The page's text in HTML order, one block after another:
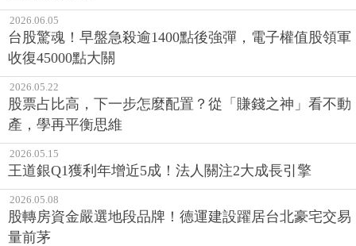
2026.06.05
台股驚魂！早盤急殺逾1400點後強彈，電子權值股領軍
收復45000點大關
2026.05.22
股票占比高，下一步怎麼配置？從「賺錢之神」看不動
產，學再平衡思維
2026.05.15
王道銀Q1獲利年增近5成！法人關注2大成長引擎
2026.05.08
股轉房資金嚴選地段品牌！德運建設躍居台北豪宅交易
量前茅